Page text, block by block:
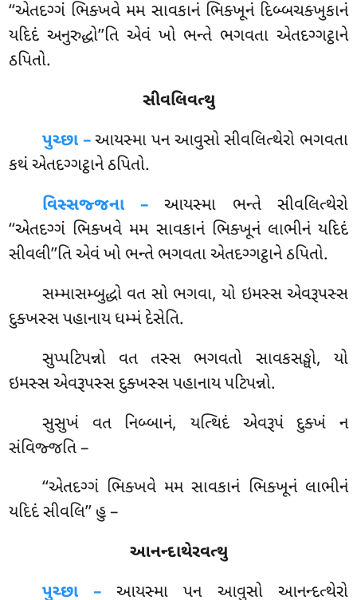
‘‘એતદગ્ગં ભિક્ખવે મમ સાવકાનં ભિક્ખૂનં દિબ્બચક્ખુકાનં
યદિદં અનુરુદ્ધો’’તિ એવં ખો ભન્તે ભગવતા એતદગ્ગટ્ઠાને
ઠપિતો.
સીવલિવત્થુ
પુચ્છા –આયસ્મા પન આવુસો સીવલિત્થેરો ભગવતા
કથં એતદગ્ગટ્ઠાને ઠપિતો.
વિસ્સજ્જના – આયસ્મા ભન્તે સીવલિત્થેરો
‘‘એતદગ્ગં ભિક્ખવે મમ સાવકાનં ભિક્ખૂનં લાભીનં યદિદં
સીવલી’’તિ એવં ખો ભન્તે ભગવતા એતદગ્ગટ્ઠાને ઠપિતો.
સમ્માસમ્બુદ્ધો વત સો ભગવા, યો ઇમસ્સ એવરૂપસ્સ
દુક્ખસ્સ પહાનાય ધમ્મં દેસેતિ.
સુપ્પટિપન્નો વત તસ્સ ભગવતો સાવકસઙ્ઘો, યો
ઇમસ્સ એવરૂપસ્સ દુક્ખસ્સ પહાનાય પટિપન્નો.
સુસુખં વત નિબ્બાનં, યત્થિદં એવરૂપં દુક્ખં ન
સંવિજ્જતિ –
‘‘એતદગ્ગં ભિક્ખવે મમ સાવકાનં ભિક્ખૂનં લાભીનં
યદિદં સીવલિ’’ હુ –
આનન્દાથેરવત્થુ
પુચ્છા – આયસ્મા પન આવુસો આનન્દત્થેરો